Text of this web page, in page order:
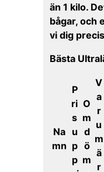
än 1 kilo.
bågar, och
vi dig
Bästa
Na
mn
P
ri
s
u
p
p
O
m
d
ö
m
V
a
r
u
m
ä
r